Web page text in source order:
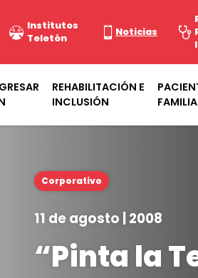
Institutos
Teletón
Noticias
REHABILITACIÓN E
INCLUSIÓN
Corporativo
11 de agosto | 2008
“Pinta la